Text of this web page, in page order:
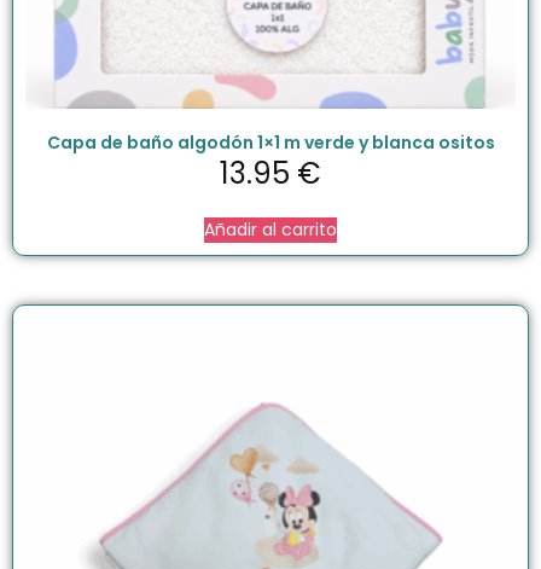
Capa de baño algodón 1×1 m verde y blanca ositos
13.95 €
Añadir al carrito